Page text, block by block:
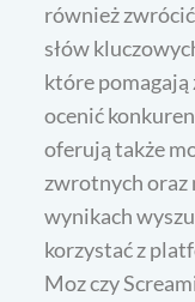
również
słów
które
ocenić
oferują także
zwrotnych
wynikach
korzystać z
Moz czy